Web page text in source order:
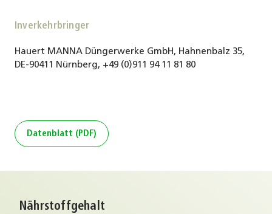
Inverkehrbringer
Hauert MANNA Düngerwerke GmbH, Hahnenbalz 35,
DE-90411 Nürnberg, +49 (0)911 94 11 81 80
Datenblatt (PDF)
Nährstoffgehalt